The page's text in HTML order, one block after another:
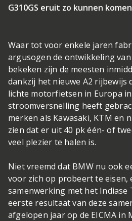
G310GS eruit zo kunnen
Waar tot voor enkele jaren
argusogen de ontwikkeling
bekeken zijn de meesten
dankzij het nieuwe A2 rijbewijs
lichte motorfietsen in Europa
stroomversnelling heeft
merken als Kawasaki, KTM en
zien dat er uit 40 pk één- of
veel plezier te halen is.
Niet vreemd dat BMW nu ook
voor zich op probeert te eisen,
samenwerking met het Indiase
eerste resultaat van deze
afgelopen jaar op de EICMA in